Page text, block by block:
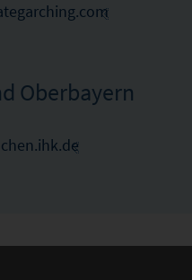
Oberbayern